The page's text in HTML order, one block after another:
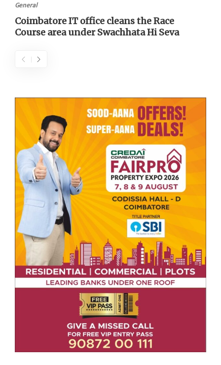
General
Coimbatore IT office cleans the Race
Course area under Swachhata Hi Seva